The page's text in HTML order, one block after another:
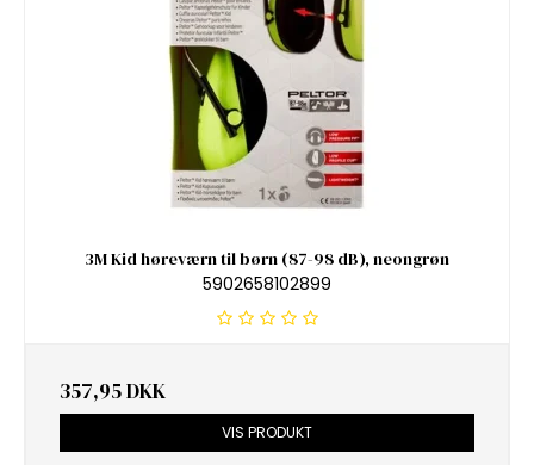
3M Kid høreværn til børn (87-98 dB), neongrøn
5902658102899
357,95 DKK
VIS PRODUKT